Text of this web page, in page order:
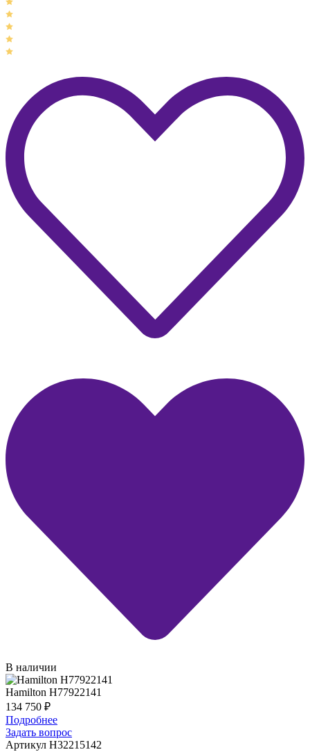
В наличии
Hamilton H77922141
134 750 ₽
Подробнее
Задать вопрос
Артикул H32215142